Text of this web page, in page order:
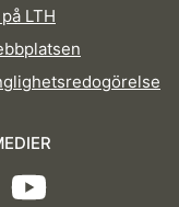
LTH
Youtube